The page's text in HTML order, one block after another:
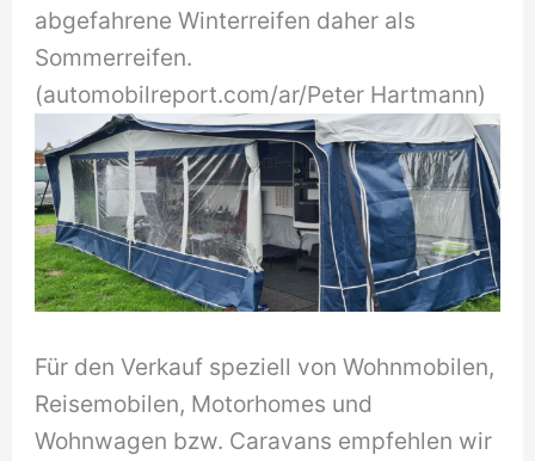
abgefahrene Winterreifen daher als
Sommerreifen.
(automobilreport.com/ar/Peter Hartmann)
Für den Verkauf speziell von Wohnmobilen,
Reisemobilen, Motorhomes und
Wohnwagen bzw. Caravans empfehlen wir